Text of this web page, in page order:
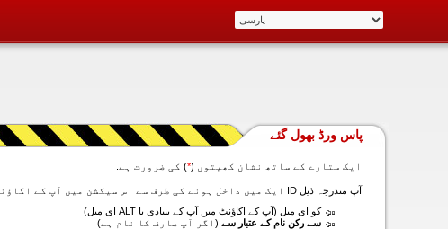
پاس ورڈ بھول گئے
ایک ستارے کے ساتھ نشان کھیتوں (*) کی ضرورت ہے.
آپ مندرجہ ذیل ID ایک میں داخل ہونے کی طرف سے اس سیکشن میں آپ کے اکاؤنٹ کا پاس ورڈ حاصل کر سکتے ہیں:
کو ای میل (آپ کے اکاؤنٹ میں آپ کے بنیادی یا ALT ای میل)
سے رکن نام کے عتبار سے (اگر آپ صارف کا نام ہے)